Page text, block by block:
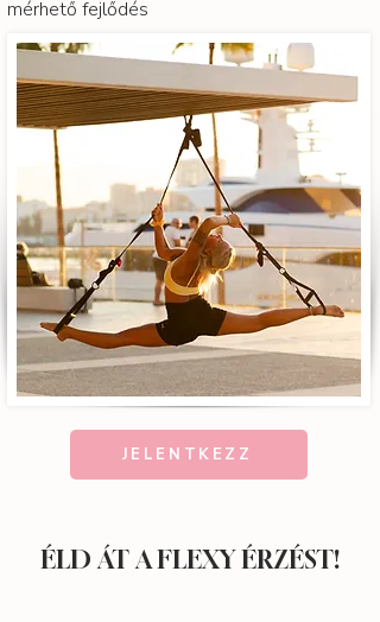
mérhető fejlődés
JELENTKEZZ
ÉLD ÁT A FLEXY ÉRZÉST!